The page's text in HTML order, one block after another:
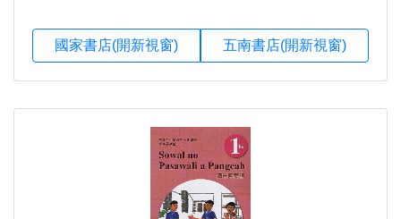
國家書店(開新視窗) 五南書店(開新視窗)